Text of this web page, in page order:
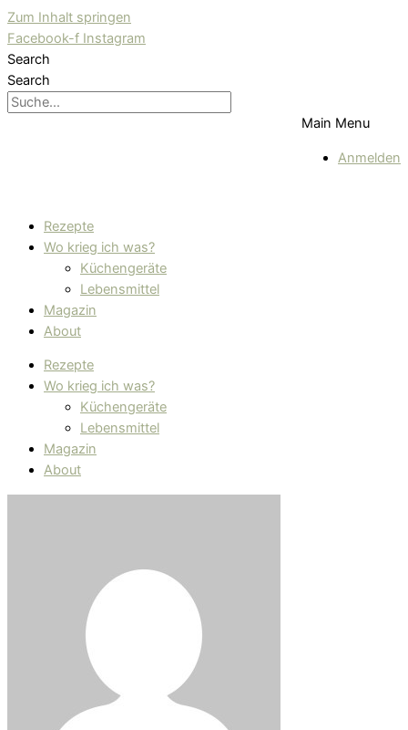
Zum Inhalt springen
Facebook-f Instagram
Search
Search
Main Menu
Anmelden
Rezepte
Wo krieg ich was?
Küchengeräte
Lebensmittel
Magazin
About
Rezepte
Wo krieg ich was?
Küchengeräte
Lebensmittel
Magazin
About